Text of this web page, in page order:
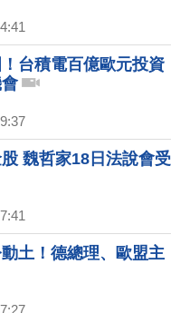
台積電百億歐元投資
魏哲家18日法說會受
土！德總理、歐盟主